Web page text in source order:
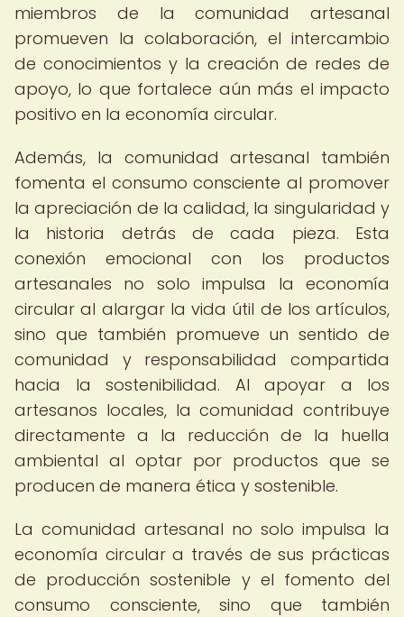
miembros de la comunidad artesanal
promueven la colaboración, el intercambio
de conocimientos y la creación de redes de
apoyo, lo que fortalece aún más el impacto
positivo en la economía circular.
Además, la comunidad artesanal también
fomenta el consumo consciente al promover
la apreciación de la calidad, la singularidad y
la historia detrás de cada pieza. Esta
conexión emocional con los productos
artesanales no solo impulsa la economía
circular al alargar la vida útil de los artículos,
sino que también promueve un sentido de
comunidad y responsabilidad compartida
hacia la sostenibilidad. Al apoyar a los
artesanos locales, la comunidad contribuye
directamente a la reducción de la huella
ambiental al optar por productos que se
producen de manera ética y sostenible.
La comunidad artesanal no solo impulsa la
economía circular a través de sus prácticas
de producción sostenible y el fomento del
consumo consciente, sino que también